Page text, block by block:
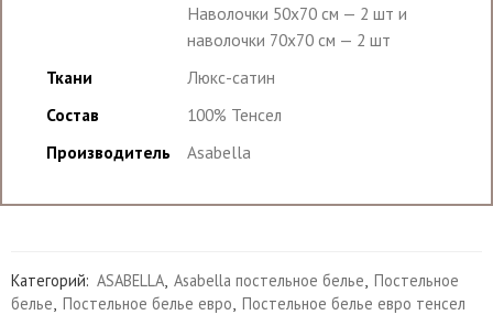
Наволочки 50х70 см — 2 шт и
наволочки 70х70 см — 2 шт
Ткани
Люкс-сатин
Состав
100% Тенсел
Производитель
Asabella
Категорий: ASABELLA, Asabella постельное белье, Постельное
белье, Постельное белье евро, Постельное белье евро тенсел